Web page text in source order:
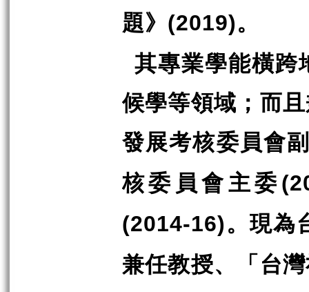
題》 (2019)。
其專業學能橫跨
候學等領域；而
發展考核委員會
核委員會主委
(2014-16)。現為
兼任教授、「台